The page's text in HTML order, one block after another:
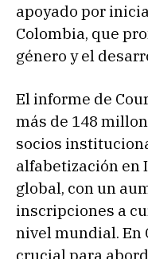
apoyado por
Colombia, que
género y el
El informe de
más de 148
socios
alfabetización en
global, con un
inscripciones a
nivel mundial. En
crucial para